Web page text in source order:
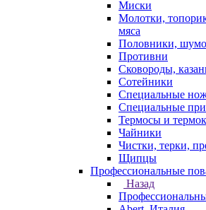
Миски
Молотки,
мяса
Половники,
Противни
Сковороды,
Сотейники
Специальные
Специальные
Термосы и
Чайники
Чистки, терки,
Щипцы
Профессиональные
Назад